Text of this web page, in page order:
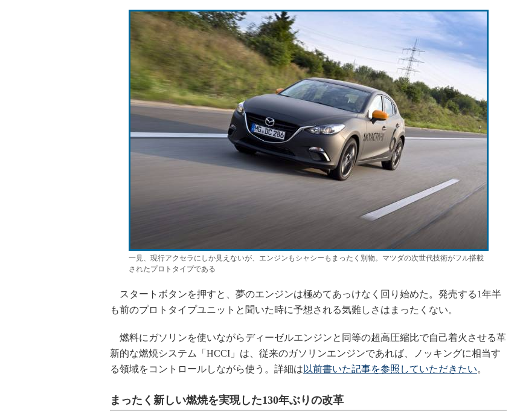
一見、現行アクセラにしか見えないが、エンジンもシャシーもまったく別物。マツダの次世代技術がフル搭載
されたプロトタイプである
スタートボタンを押すと、夢のエンジンは極めてあっけなく回り始めた。発売する1年半
も前のプロトタイプユニットと聞いた時に予想される気難しさはまったくない。
燃料にガソリンを使いながらディーゼルエンジンと同等の超高圧縮比で自己着火させる革
新的な燃焼システム「HCCI」は、従来のガソリンエンジンであれば、ノッキングに相当す
る領域をコントロールしながら使う。詳細は 以前書いた記事を参照していただきたい。
まったく新しい燃焼を実現した130年ぶりの改革